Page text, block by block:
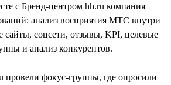
с Бренд-центром hh.ru компания
анализ восприятия МТС внутри
сайты, соцсети, отзывы, KPI, целевые
и анализ конкурентов.
провели фокус-группы, где опросили